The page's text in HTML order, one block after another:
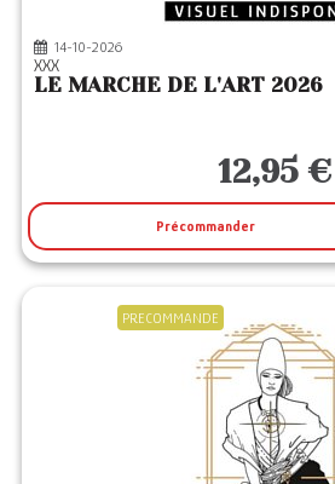
14-10-2026
XXX
LE MARCHE DE L'ART 2026
12,95 €
Précommander
PRECOMMANDE